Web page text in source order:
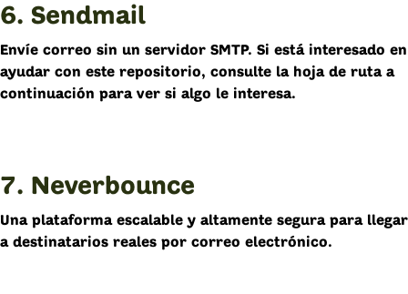
6. Sendmail
Envíe correo sin un servidor SMTP. Si está interesado en
ayudar con este repositorio, consulte la hoja de ruta a
continuación para ver si algo le interesa.
7. Neverbounce
Una plataforma escalable y altamente segura para llegar
a destinatarios reales por correo electrónico.